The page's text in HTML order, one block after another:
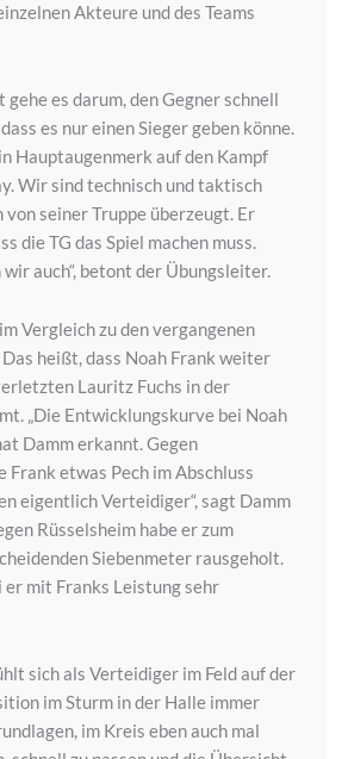
Akteure und des Teams
es darum, den Gegner schnell
es nur einen Sieger geben könne.
Hauptaugenmerk auf den Kampf
Wir sind technisch und taktisch
von seiner Truppe überzeugt. Er
die TG das Spiel machen muss.
wir auch“, betont der Übungsleiter.
Vergleich zu den vergangenen
heißt, dass Noah Frank weiter
Lauritz Fuchs in der
„Die Entwicklungskurve bei Noah
Damm erkannt. Gegen
Frank etwas Pech im Abschluss
eigentlich Verteidiger“, sagt Damm
Rüsselsheim habe er zum
Siebenmeter rausgeholt.
mit Franks Leistung sehr
sich als Verteidiger im Feld auf der
im Sturm in der Halle immer
im Kreis eben auch mal